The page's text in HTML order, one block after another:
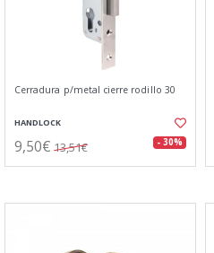
Cerradura p/metal cierre rodillo 30
HANDLOCK
9,50€ 13,51€ - 30%